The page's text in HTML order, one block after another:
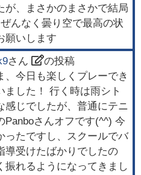
が、まさかのまさかで結局
んなく曇り空で最高の状
願いします
さん
の投稿
、今日も楽しくプレーでき
ました！ 行く時は雨シト
感じでしたが、普通にテニ
Panboさんオフです(^^) 今
ったですし、スクールでバ
導受けたばかりでしたの
振れるようになってきまし